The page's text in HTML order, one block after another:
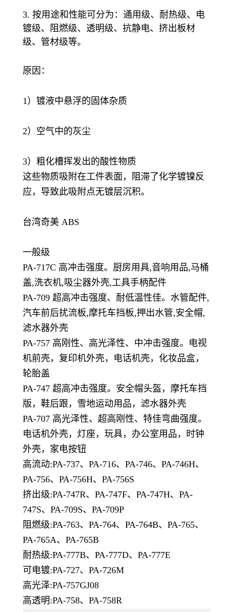
3. 按用途和性能可分为：通用级、耐热级、电
镀级、阻燃级、透明级、抗静电、挤出板材
级、管材级等。
原因：
1）镀液中悬浮的固体杂质
2）空气中的灰尘
3）粗化槽挥发出的酸性物质
这些物质吸附在工件表面，阻滞了化学镀镍反
应，导致此吸附点无镀层沉积。
台湾奇美 ABS
一般级
PA-717C 高冲击强度。厨房用具,音响用品,马桶
盖,洗衣机,吸尘器外壳,工具手柄配件
PA-709 超高冲击强度、耐低温性佳。水管配件,
汽车前后扰流板,摩托车挡板,押出水管,安全帽,
滤水器外壳
PA-757 高刚性、高光泽性、中冲击强度。电视
机前壳，复印机外壳，电话机壳，化妆品盒，
轮胎盖
PA-747 超高冲击强度。安全帽头盔，摩托车挡
版，鞋后跟，雪地运动用品，滤水器外壳
PA-707 高光泽性、超高刚性、特佳弯曲强度。
电话机外壳，灯座，玩具，办公室用品，时钟
外壳，家电按钮
高流动:PA-737、PA-716、PA-746、PA-746H、
PA-756、PA-756H、PA-756S
挤出级:PA-747R、PA-747F、PA-747H、PA-
747S、PA-709S、PA-709P
阻燃级:PA-763、PA-764、PA-764B、PA-765、
PA-765A、PA-765B
耐热级:PA-777B、PA-777D、PA-777E
可电镀:PA-727、PA-726M
高光泽:PA-757GJ08
高透明:PA-758、PA-758R